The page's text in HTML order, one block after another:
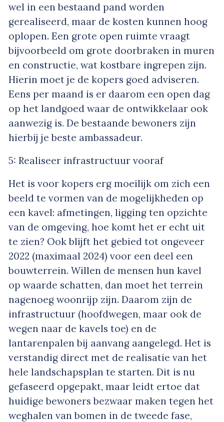
wel in een bestaand pand worden
gerealiseerd, maar de kosten kunnen hoog
oplopen. Een grote open ruimte vraagt
bijvoorbeeld om grote doorbraken in muren
en constructie, wat kostbare ingrepen zijn.
Hierin moet je de kopers goed adviseren.
Eens per maand is er daarom een open dag
op het landgoed waar de ontwikkelaar ook
aanwezig is. De bestaande bewoners zijn
hierbij je beste ambassadeur.
5: Realiseer infrastructuur vooraf
Het is voor kopers erg moeilijk om zich een
beeld te vormen van de mogelijkheden op
een kavel: afmetingen, ligging ten opzichte
van de omgeving, hoe komt het er echt uit
te zien? Ook blijft het gebied tot ongeveer
2022 (maximaal 2024) voor een deel een
bouwterrein. Willen de mensen hun kavel
op waarde schatten, dan moet het terrein
nagenoeg woonrijp zijn. Daarom zijn de
infrastructuur (hoofdwegen, maar ook de
wegen naar de kavels toe) en de
lantarenpalen bij aanvang aangelegd. Het is
verstandig direct met de realisatie van het
hele landschapsplan te starten. Dit is nu
gefaseerd opgepakt, maar leidt ertoe dat
huidige bewoners bezwaar maken tegen het
weghalen van bomen in de tweede fase,